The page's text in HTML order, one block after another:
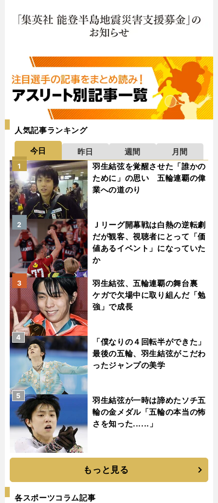
人気記事ランキング
今日 昨日 週間
月間
羽生結弦を覚醒させた「誰かの
ために」の思い 五輪連覇の偉
業への道のり
1
Ｊリーグ開幕戦は白熱の逆転劇
だが観客、視聴者にとって「価
値あるイベント」になっていた
か
2
羽生結弦、五輪連覇の舞台裏
ケガで欠場中に取り組んだ「勉
強」で成長
3
「僕なりの４回転半ができた」
最後の五輪、羽生結弦がこだわ
ったジャンプの美学
4
羽生結弦が一時は諦めたソチ五
輪の金メダル「五輪の本当の怖
さを知った......」
5
もっと見る
各スポーツコラム記事